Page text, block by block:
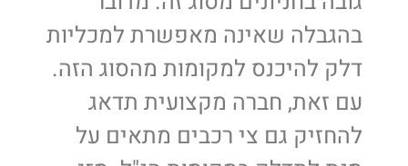
בהגבלה שאינה מאפשרת למכליות
דלק להיכנס למקומות מהסוג הזה.
עם זאת, חברה מקצועית תדאג
להחזיק גם צי רכבים מתאים על